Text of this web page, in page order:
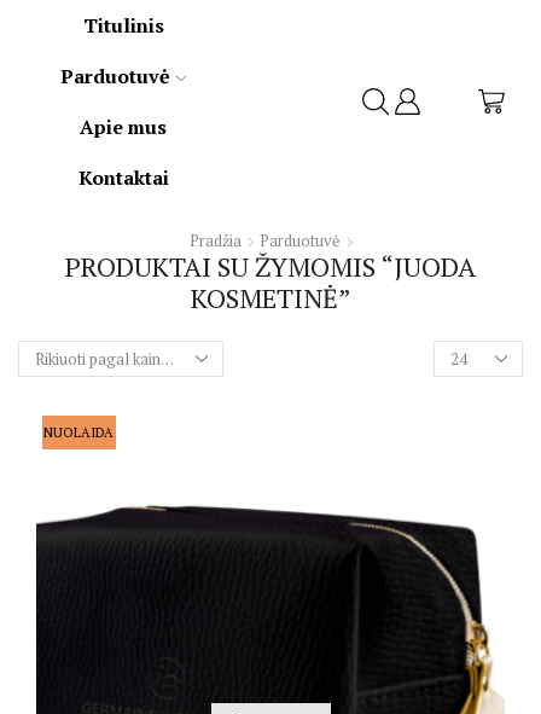
Titulinis
Parduotuvė
Apie mus
Kontaktai
Pradžia Parduotuvė
PRODUKTAI SU ŽYMOMIS “JUODA
KOSMETINĖ”
TOP
NUOLAIDA